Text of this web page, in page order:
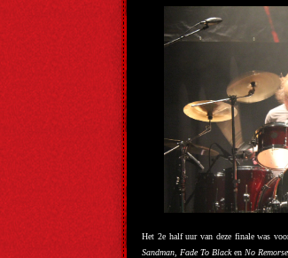
Het 2e half uur van deze finale was
Sandman
Fade To Blacken No Remorse